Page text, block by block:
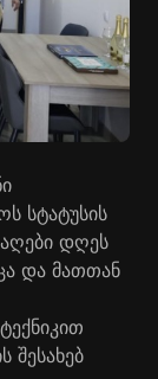
სტატუსის
დღეს
და მათთან
შესახებ